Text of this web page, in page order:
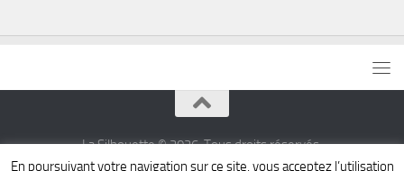
La Silhouette © 2026. Tous droits réservés.
En poursuivant votre navigation sur ce site, vous acceptez l’utilisation